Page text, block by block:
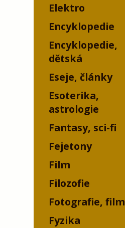
Elektro
Encyklopedie
Encyklopedie,
dětská
Eseje, články
Esoterika,
astrologie
Fantasy, sci-fi
Fejetony
Film
Filozofie
Fotografie, film
Fyzika